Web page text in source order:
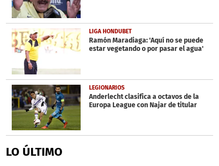
LIGA HONDUBET
Ramón Maradiaga: 'Aquí no se puede
estar vegetando o por pasar el agua'
LEGIONARIOS
Anderlecht clasifica a octavos de la
Europa League con Najar de titular
LO ÚLTIMO